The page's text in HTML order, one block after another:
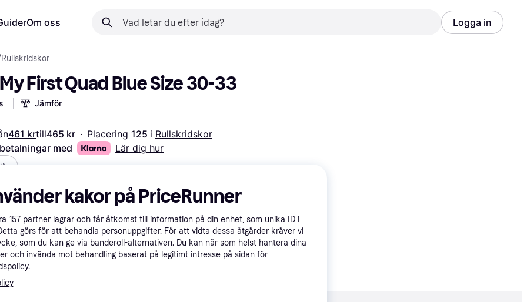
Om oss Logga in
Rullskridskor
First Quad Blue Size 30-33
Jämför
461 krtill465 kr · Placering 125 i Rullskridskor
med
Lär dig hur
kakor på PriceRunner
157 partner lagrar och får åtkomst till information på din enhet, som unika ID i
görs för att behandla personuppgifter. För att vidta dessa åtgärder kräver vi
som du kan ge via banderoll-alternativen. Du kan när som helst hantera dina
och invända mot behandling baserat på legitimt intresse på sidan för